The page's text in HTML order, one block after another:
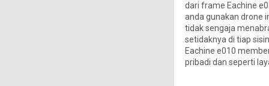
dari frame Eachine
anda gunakan drone
tidak sengaja
setidaknya di tiap
Eachine e010
pribadi dan seperti